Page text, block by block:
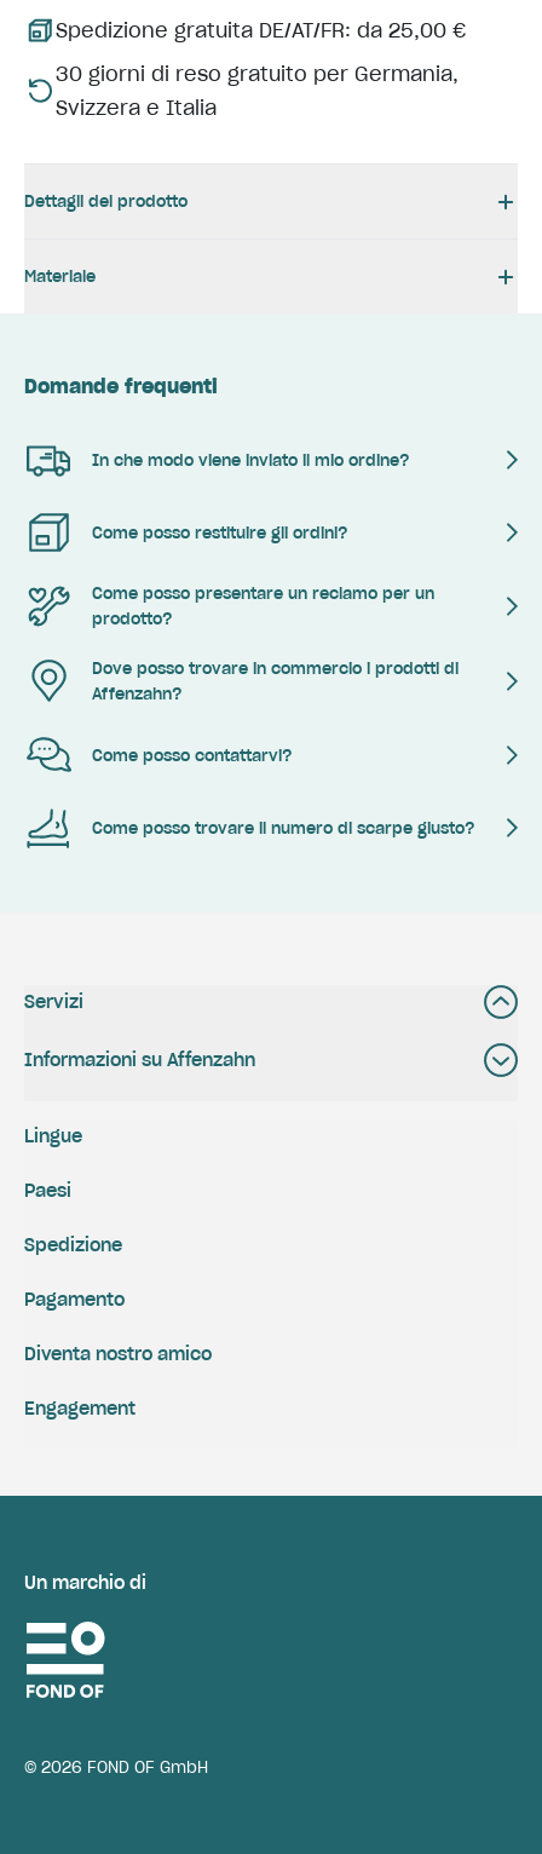
Spedizione gratuita DE/AT/FR: da 25,00 €
30 giorni di reso gratuito per Germania,
Svizzera e Italia
Dettagli del prodotto
Materiale
Domande frequenti
In che modo viene inviato il mio ordine?
Come posso restituire gli ordini?
Come posso presentare un reclamo per un
prodotto?
Dove posso trovare in commercio i prodotti di
Affenzahn?
Come posso contattarvi?
Come posso trovare il numero di scarpe giusto?
Servizi
Informazioni su Affenzahn
Spedizione
Pagamento
Engagement
Diventa nostro amico
Lingue
Paesi
Un marchio di
© 2026 FOND OF GmbH